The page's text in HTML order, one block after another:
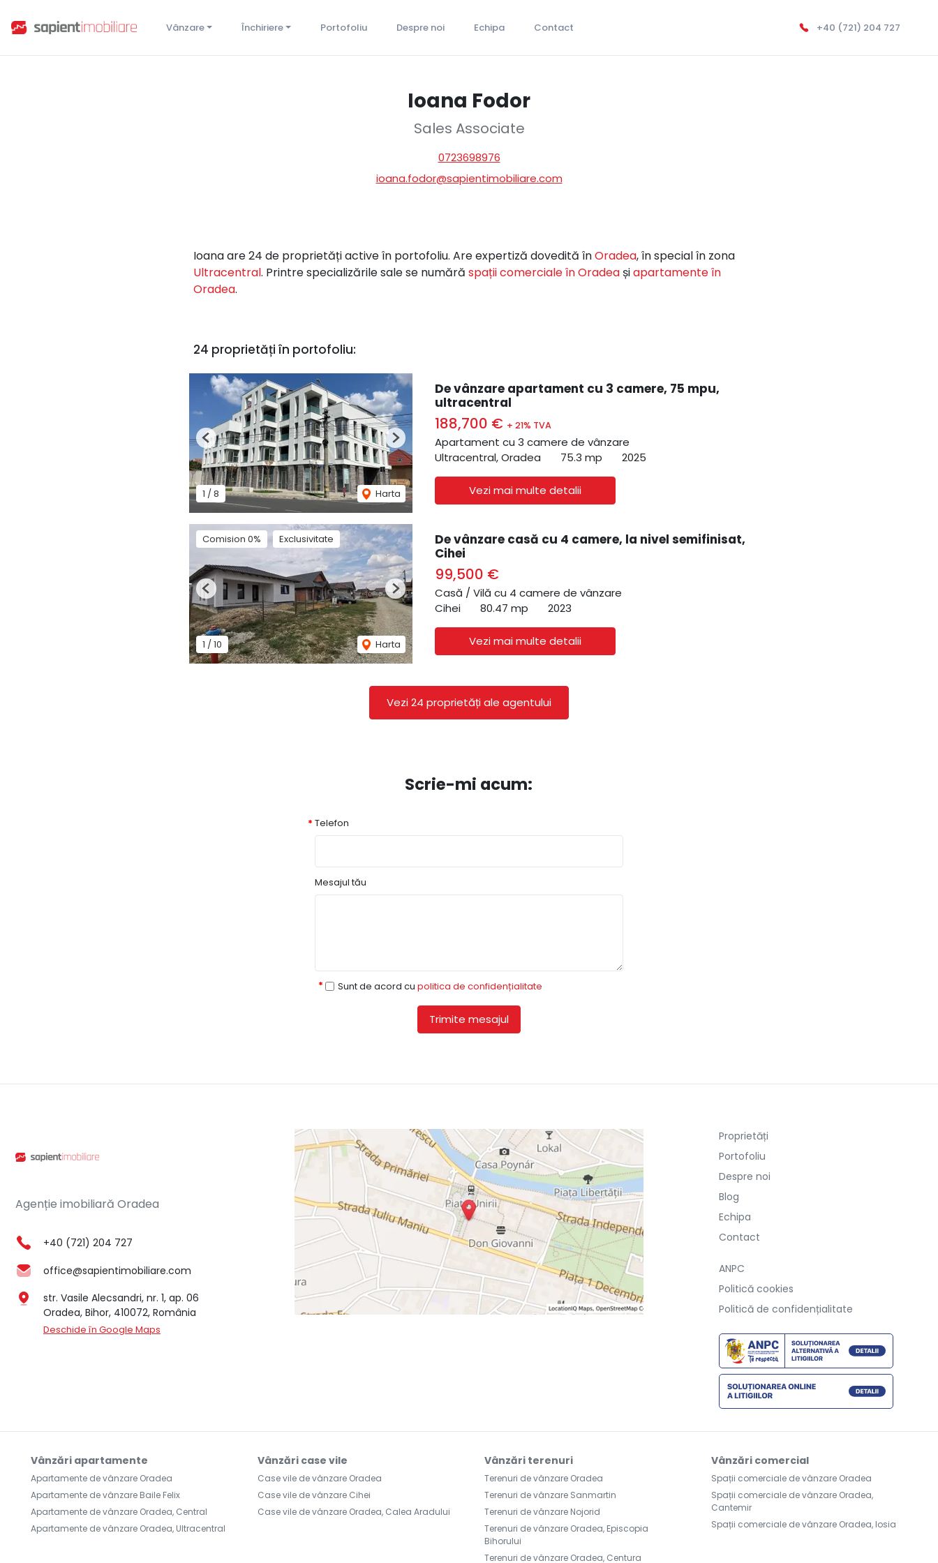
Vânzare Închiriere Portofoliu Despre noi Echipa Contact +40 (721) 204 727
Ioana Fodor
Sales Associate
0723698976
ioana.fodor@sapientimobiliare.com
Ioana are 24 de proprietăți active în portofoliu. Are expertiză dovedită înOradea, în special în zona
Ultracentral. Printre specializările sale se numărăspații comerciale în Oradeașiapartamente în
Oradea.
24 proprietăți în portofoliu:
1 /8 Harta
Previous Next
De vânzare apartament cu 3 camere, 75 mpu,
ultracentral
188,700 € + 21% TVA
Apartament cu 3 camere de vânzare
Ultracentral, Oradea
75.3 mp 2025
Vezi mai multe detalii
Comision 0% Exclusivitate
1 /10 Harta
Previous Next
De vânzare casă cu 4 camere, la nivel semifinisat,
Cihei
99,500 €
Casă / Vilă cu 4 camere de vânzare
Cihei
80.47 mp 2023
Vezi mai multe detalii
Vezi 24 proprietăți ale agentului
Scrie-mi acum:
Telefon
Mesajul tău
Sunt de acord cu politica de confidențialitate
Trimite mesajul
Agenție imobiliară Oradea
+40 (721) 204 727
office@sapientimobiliare.com
str. Vasile Alecsandri, nr. 1, ap. 06
Oradea, Bihor, 410072, România
Deschide în Google Maps
Proprietăți
Portofoliu
Despre noi
Blog
Echipa
Contact
ANPC
Politică cookies
Politică de confidențialitate
Vânzări apartamente
Apartamente de vânzare Oradea
Apartamente de vânzare Baile Felix
Apartamente de vânzare Oradea, Central
Apartamente de vânzare Oradea, Ultracentral
Vânzări case vile
Case vile de vânzare Oradea
Case vile de vânzare Cihei
Case vile de vânzare Oradea, Calea Aradului
Vânzări terenuri
Terenuri de vânzare Oradea
Terenuri de vânzare Sanmartin
Terenuri de vânzare Nojorid
Terenuri de vânzare Oradea, Episcopia
Bihorului
Terenuri de vânzare Oradea, Centura
Vânzări comercial
Spații comerciale de vânzare Oradea
Spații comerciale de vânzare Oradea,
Cantemir
Spații comerciale de vânzare Oradea, Iosia